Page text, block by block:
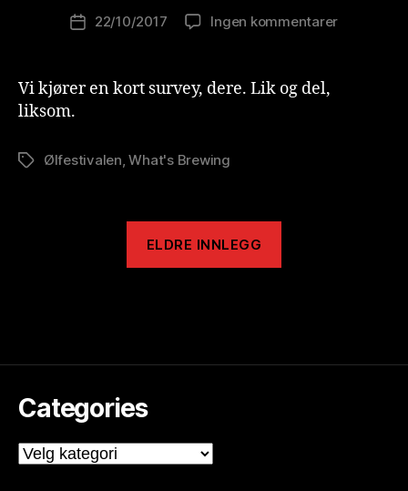
Innleggsforfatter
l
o
Publiseringsdato
22/10/2017 Ingen kommentarertil
Vi kjører en kort survey, dere. Lik og del,
liksom.
StikkordØlfestivalen,What's Brewing
ELDRE INNLEGG
Categories
Categories